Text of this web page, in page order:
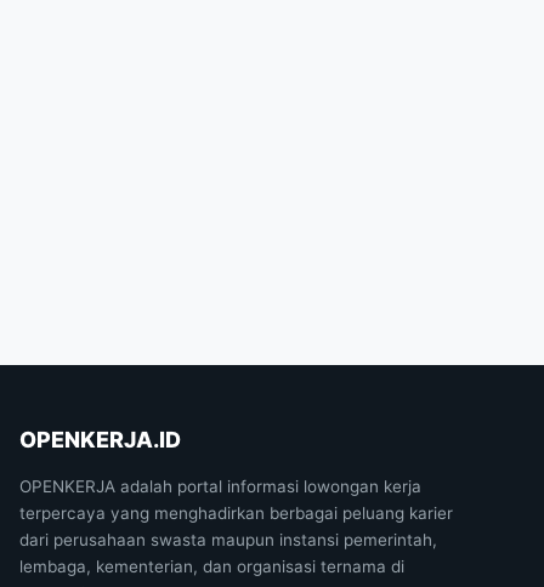
OPENKERJA.ID
OPENKERJA adalah portal informasi lowongan kerja
terpercaya yang menghadirkan berbagai peluang karier
dari perusahaan swasta maupun instansi pemerintah,
lembaga, kementerian, dan organisasi ternama di